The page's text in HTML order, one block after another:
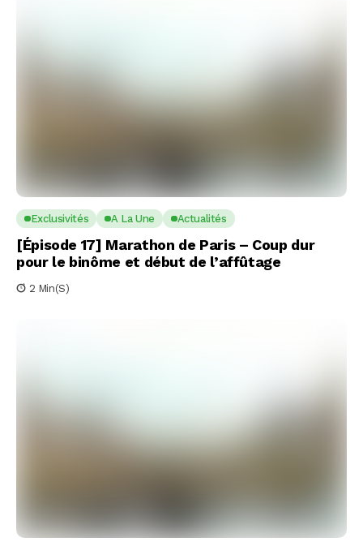
Exclusivités A La Une Actualités
[Épisode 17] Marathon de Paris – Coup dur
pour le binôme et début de l’affûtage
2 Min(s)